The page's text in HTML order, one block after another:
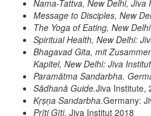
Nama-Tattva, New Delhi, Jiva
Message to Disciples, New
The Yoga of Eating, New
Spiritual Health, New Delhi:
Bhagavad Gita, mit
Kapitel, New Delhi: Jiva
Paramātma Sandarbha.
Sādhanā Guide.Jiva Institute,
Kṛṣṇa Sandarbha.Germany:
Prīti Gīti, Jiva Institut 2018